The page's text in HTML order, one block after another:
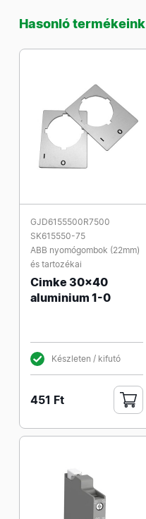
Hasonló termékeink
GJD6155500R7500
SK615550-75
ABB nyomógombok (22mm)
és tartozékai
Cimke 30x40
aluminium 1-0
Készleten / kifutó
451 Ft